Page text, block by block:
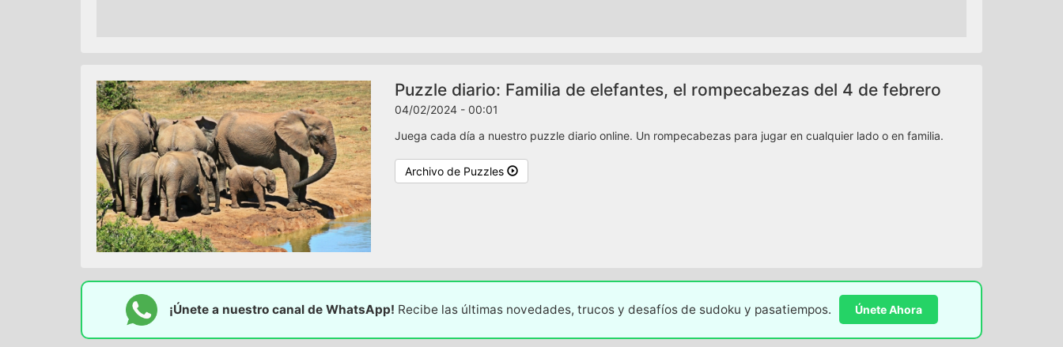
Puzzle diario: Familia de elefantes, el rompecabezas del 4 de febrero
04/02/2024 - 00:01
Juega cada día a nuestro puzzle diario online. Un rompecabezas para jugar en cualquier lado o en familia.
Archivo de Puzzles
¡Únete a nuestro canal de WhatsApp! Recibe las últimas novedades, trucos y desafíos de sudoku y pasatiempos. Únete Ahora